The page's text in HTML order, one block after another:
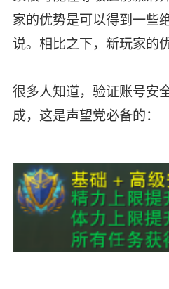
家的优势是可以得到一些
说。相比之下，新玩家的
很多人知道，验证账号安
成，这是声望党必备的：